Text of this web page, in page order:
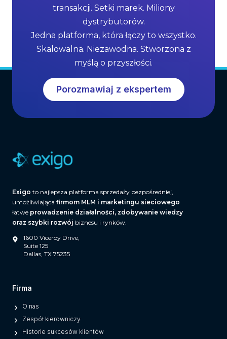
transakcji. Setki marek. Miliony
dystrybutorów.
Jedna platforma, która łączy to wszystko.
Skalowalna. Niezawodna. Stworzona z
myślą o przyszłości.
Porozmawiaj z ekspertem
Exigo to najlepsza platforma sprzedaży bezpośredniej,
umożliwiająca firmom MLM i marketingu sieciowego
łatwe prowadzenie działalności, zdobywanie wiedzy
oraz szybki rozwój biznesu i rynków.
1600 Viceroy Drive,
Suite 125
Dallas, TX 75235
Firma
O nas
Zespół kierowniczy
Historie sukcesów klientów